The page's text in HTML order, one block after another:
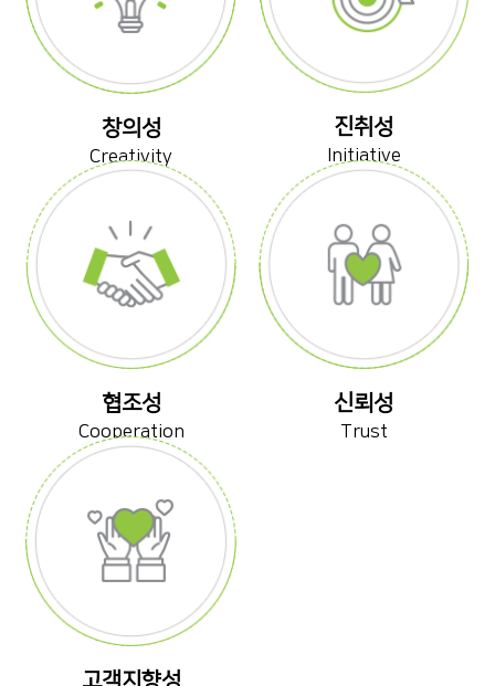
창의성
Creativity
진취성
Initiative
협조성
Cooperation
신뢰성
Trust
고객지향성